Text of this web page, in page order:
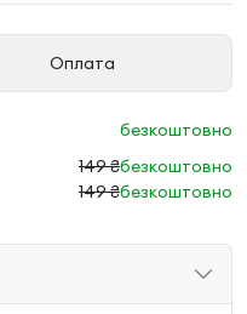
Оплата
безкоштовно
149 ₴безкоштовно
149 ₴безкоштовно